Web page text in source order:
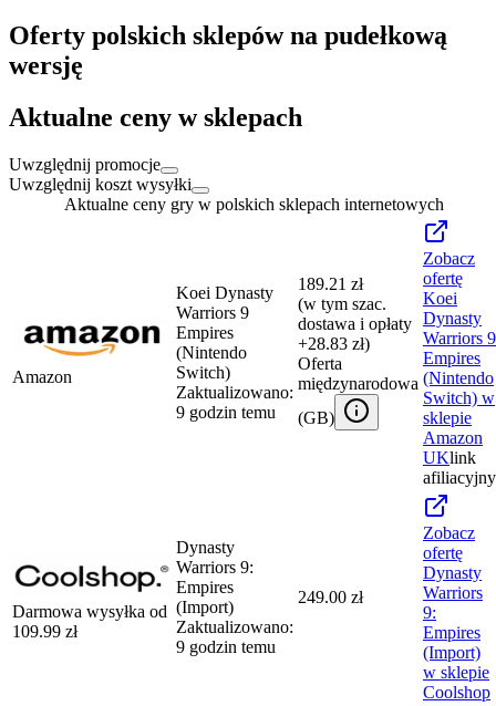
Oferty polskich sklepów na pudełkową
wersję
Aktualne ceny w sklepach
Uwzględnij promocje
Uwzględnij koszt wysyłki
Aktualne ceny gry w polskich sklepach internetowych
Amazon
Koei Dynasty
Warriors 9
Empires
(Nintendo
Switch)
Zaktualizowano:
9 godzin temu
189.21 zł
(w tym szac.
dostawa i opłaty
+28.83 zł)
Oferta
międzynarodowa
(GB)
Zobacz
ofertę
Koei
Dynasty
Warriors 9
Empires
(Nintendo
Switch) w
sklepie
Amazon
UKlink
afiliacyjny
Darmowa wysyłka od
109.99 zł
Dynasty
Warriors 9:
Empires
(Import)
Zaktualizowano:
9 godzin temu
249.00 zł
Zobacz
ofertę
Dynasty
Warriors
9:
Empires
(Import)
w sklepie
Coolshop